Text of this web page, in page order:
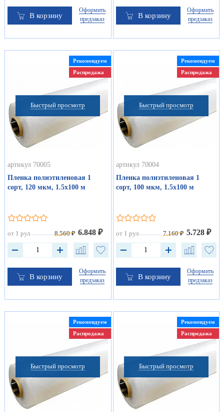
В корзину
Оформить
предзаказ
В корзину
Оформить
предзаказ
Быстрый просмотр
Рекомендуем
Распродажа
артикул 70005
Пленка полиэтиленовая 1
сорт, 120 мкм, 1.5х100 м
от 1 рул 8.560 ₽ 6.848 ₽
В корзину
Оформить
предзаказ
Быстрый просмотр
Рекомендуем
Распродажа
артикул 70004
Пленка полиэтиленовая 1
сорт, 100 мкм, 1.5х100 м
от 1 рул 7.160 ₽ 5.728 ₽
В корзину
Оформить
предзаказ
Быстрый просмотр
Рекомендуем
Распродажа
Быстрый просмотр
Рекомендуем
Распродажа